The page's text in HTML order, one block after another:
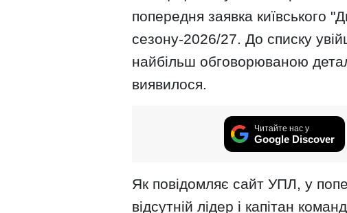
попередня заявка київського
сезону-2026/27. До списку
найбільш обговорюваною
виявилося.
Читайте нас у
Google Discover
Як повідомляє сайт УПЛ, у
відсутній лідер і капітан